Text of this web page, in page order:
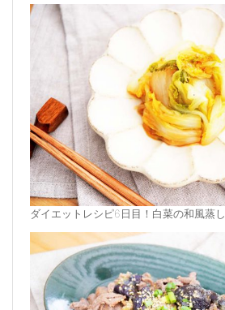
ダイエットレシピ6日目！白菜の和風蒸し